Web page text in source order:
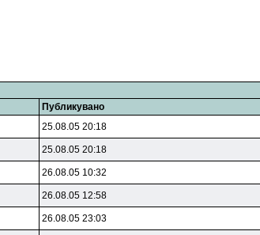
Публикувано
25.08.05 20:18
25.08.05 20:18
26.08.05 10:32
26.08.05 12:58
26.08.05 23:03